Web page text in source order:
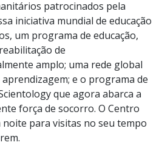
patrocinados pela
iniciativa mundial de educação
um programa de educação,
de
amplo; uma rede global
e o programa de
que agora abarca a
força de socorro. O Centro
para visitas no seu tempo